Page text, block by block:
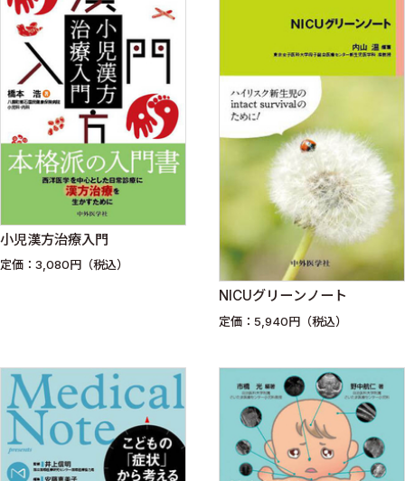
小児漢方治療入門
定価：3,080円（税込）
NICUグリーンノート
定価：5,940円（税込）